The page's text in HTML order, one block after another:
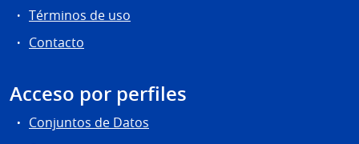
Términos de uso
Contacto
Acceso por perfiles
Conjuntos de Datos